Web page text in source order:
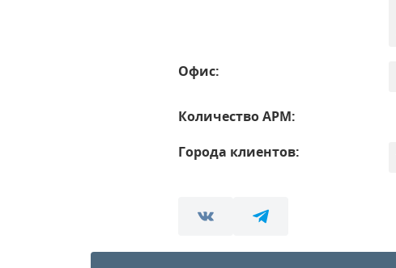
Офис:
Количество АРМ:
Города клиентов: